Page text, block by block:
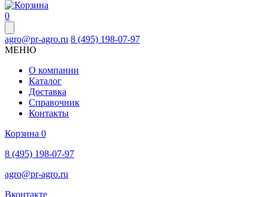
0
agro@pr-agro.ru 8 (495) 198-07-97
МЕНЮ
О компании
Каталог
Доставка
Справочник
Контакты
Корзина 0
8 (495) 198-07-97
agro@pr-agro.ru
Вконтакте